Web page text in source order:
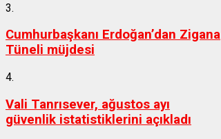
3.
Cumhurbaşkanı Erdoğan’dan Zigana
Tüneli müjdesi
4.
Vali Tanrısever, ağustos ayı
güvenlik istatistiklerini açıkladı